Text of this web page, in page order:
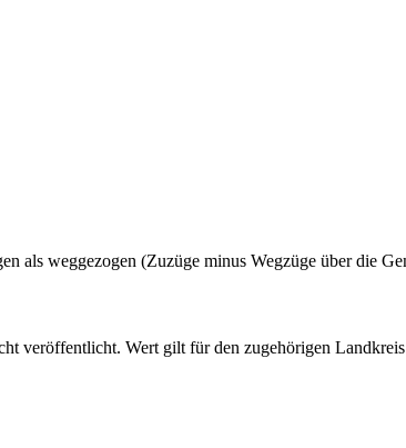
als weggezogen (Zuzüge minus Wegzüge über die
veröffentlicht. Wert gilt für den zugehörigen